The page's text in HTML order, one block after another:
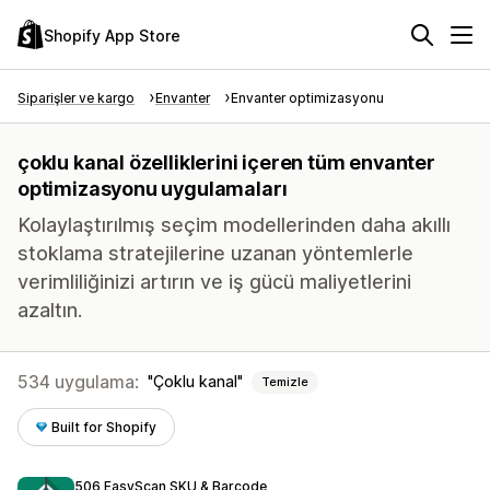
Shopify App Store
Siparişler ve kargo Envanter Envanter optimizasyonu
çoklu kanal özelliklerini içeren tüm envanter
optimizasyonu uygulamaları
Kolaylaştırılmış seçim modellerinden daha akıllı
stoklama stratejilerine uzanan yöntemlerle
verimliliğinizi artırın ve iş gücü maliyetlerini
azaltın.
534 uygulama: Çoklu kanal Temizle
Built for Shopify
506 EasyScan SKU & Barcode